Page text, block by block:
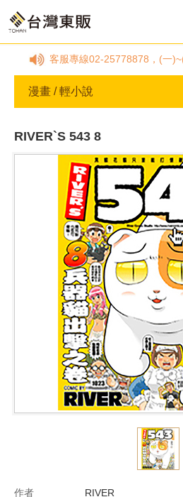
請撥客服專線02-25778878，(一)~(
漫畫 / 輕小說
RIVER`S 543 8
作者
RIVER